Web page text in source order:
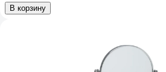
В корзину